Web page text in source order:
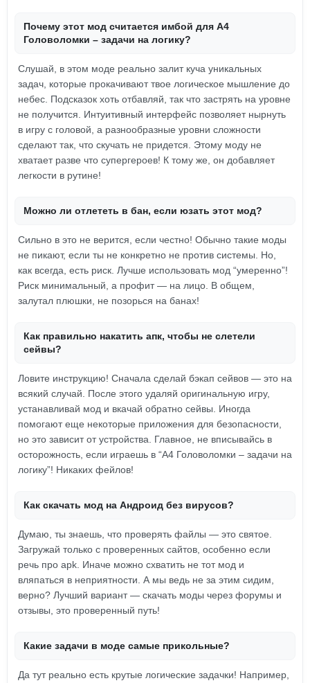
Почему этот мод считается имбой для А4
Головоломки – задачи на логику?
Слушай, в этом моде реально залит куча уникальных
задач, которые прокачивают твое логическое мышление до
небес. Подсказок хоть отбавляй, так что застрять на уровне
не получится. Интуитивный интерфейс позволяет нырнуть
в игру с головой, а разнообразные уровни сложности
сделают так, что скучать не придется. Этому моду не
хватает разве что супергероев! К тому же, он добавляет
легкости в рутине!
Можно ли отлететь в бан, если юзать этот мод?
Сильно в это не верится, если честно! Обычно такие моды
не пикают, если ты не конкретно не против системы. Но,
как всегда, есть риск. Лучше использовать мод “умеренно”!
Риск минимальный, а профит — на лицо. В общем,
залутал плюшки, не позорься на банах!
Как правильно накатить апк, чтобы не слетели
сейвы?
Ловите инструкцию! Сначала сделай бэкап сейвов — это на
всякий случай. После этого удаляй оригинальную игру,
устанавливай мод и вкачай обратно сейвы. Иногда
помогают еще некоторые приложения для безопасности,
но это зависит от устройства. Главное, не вписывайсь в
осторожность, если играешь в “А4 Головоломки – задачи на
логику”! Никаких фейлов!
Как скачать мод на Андроид без вирусов?
Думаю, ты знаешь, что проверять файлы — это святое.
Загружай только с проверенных сайтов, особенно если
речь про apk. Иначе можно схватить не тот мод и
вляпаться в неприятности. А мы ведь не за этим сидим,
верно? Лучший вариант — скачать моды через форумы и
отзывы, это проверенный путь!
Какие задачи в моде самые прикольные?
Да тут реально есть крутые логические задачки! Например,